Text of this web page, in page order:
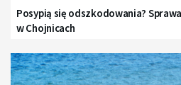
Posypią się odszkodowania?
w Chojnicach